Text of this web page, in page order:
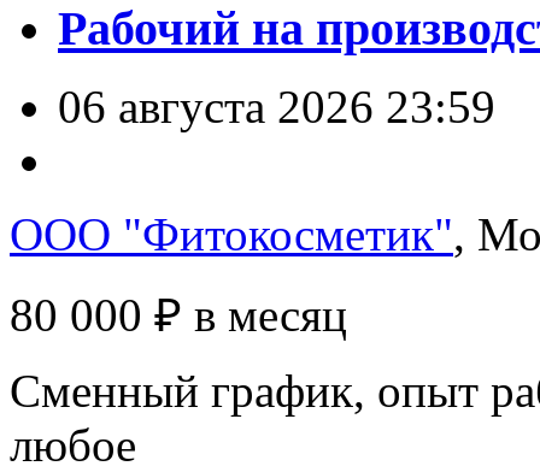
Рабочий на
06 августа 2026 23:59
ООО "Фитокосметик",
80 000 ₽ в месяц
Сменный график, опыт
любое